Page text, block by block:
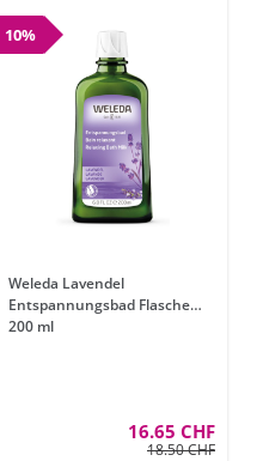
10%
Weleda Lavendel
Entspannungsbad Flasche
200 ml
16.65 CHF
18.50 CHF